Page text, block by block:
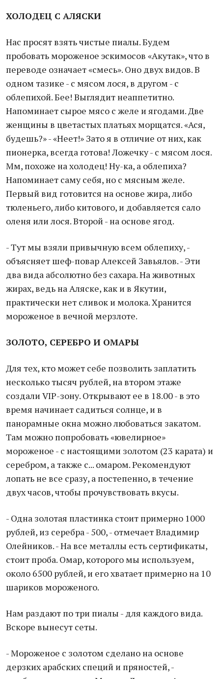
ХОЛОДЕЦ С АЛЯСКИ
Нас просят взять чистые пиалы. Будем
пробовать мороженое эскимосов «Акутак», что в
переводе означает «смесь». Оно двух видов. В
одном тазике - с мясом лося, в другом - с
облепихой. Бее! Выглядит неаппетитно.
Напоминает сырое мясо с желе и ягодами. Две
женщины в цветастых платьях морщатся. «Ася,
будешь?» - «Неет!» Зато я в отличие от них, как
пионерка, всегда готова! Ложечку - с мясом лося.
Мм, похоже на холодец! Ну-ка, а облепиха?
Напоминает саму себя, но с мясным желе.
Первый вид готовится на основе жира, либо
тюленьего, либо китового, и добавляется сало
оленя или лося. Второй - на основе ягод.
- Тут мы взяли привычную всем облепиху, -
объясняет шеф-повар Алексей Завьялов. - Эти
два вида абсолютно без сахара. На животных
жирах, ведь на Аляске, как и в Якутии,
практически нет сливок и молока. Хранится
мороженое в вечной мерзлоте.
ЗОЛОТО, СЕРЕБРО И ОМАРЫ
Для тех, кто может себе позволить заплатить
несколько тысяч рублей, на втором этаже
создали VIP-зону. Открывают ее в 18.00 - в это
время начинает садиться солнце, и в
панорамные окна можно любоваться закатом.
Там можно попробовать «ювелирное»
мороженое - с настоящими золотом (23 карата) и
серебром, а также с... омаром. Рекомендуют
лопать не все сразу, а постепенно, в течение
двух часов, чтобы прочувствовать вкусы.
- Одна золотая пластинка стоит примерно 1000
рублей, из серебра - 500, - отмечает Владимир
Олейников. - На все металлы есть сертификаты,
стоит проба. Омар, которого мы используем,
около 6500 рублей, и его хватает примерно на 10
шариков мороженого.
Нам раздают по три пиалы - для каждого вида.
Вскоре вынесут сеты.
- Мороженое с золотом сделано на основе
дерзких арабских специй и пряностей, -